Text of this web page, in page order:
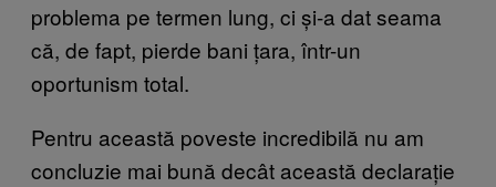
problema pe termen lung, ci și-a dat seama
că, de fapt, pierde bani țara, într-un
oportunism total.
Pentru această poveste incredibilă nu am
concluzie mai bună decât această declarație